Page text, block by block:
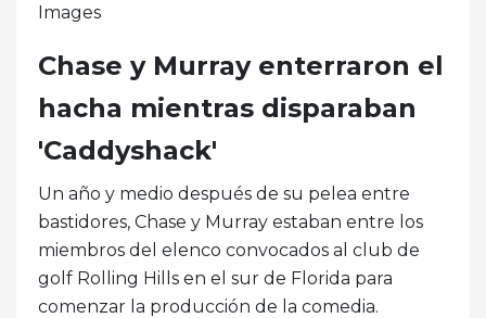
Images
Chase y Murray enterraron el
hacha mientras disparaban
'Caddyshack'
Un año y medio después de su pelea entre
bastidores, Chase y Murray estaban entre los
miembros del elenco convocados al club de
golf Rolling Hills en el sur de Florida para
comenzar la producción de la comedia.